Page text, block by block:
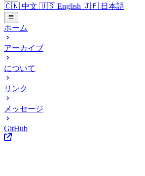
🇨🇳 中文 🇺🇸 English 🇯🇵 日本語
ホーム
アーカイブ
について
リンク
メッセージ
GitHub